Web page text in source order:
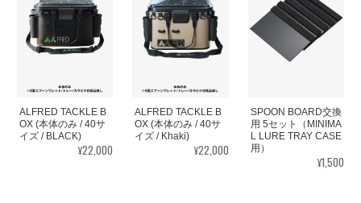
ALFRED TACKLE B
OX (本体のみ / 40サ
イズ / BLACK)
¥22,000
ALFRED TACKLE B
OX (本体のみ / 40サ
イズ / Khaki)
¥22,000
SPOON BOARD交換
用 5セット（MINIMA
L LURE TRAY CASE
用）
¥1,500